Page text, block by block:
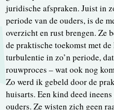
juridische afspraken. Juist in
periode van de ouders, is de
overzicht en rust brengen. Ze
de praktische toekomst met
turbulentie in zo’n periode,
rouwproces – wat ook nog
Zo werd ik gebeld door de
huisarts. Een kind deed
ouders. Ze wisten zich geen